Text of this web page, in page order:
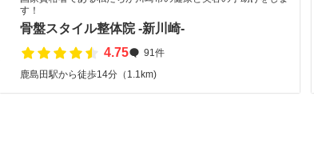
す！
骨盤スタイル整体院 -新川崎-
4.75
91件
鹿島田駅から徒歩14分（1.1km)